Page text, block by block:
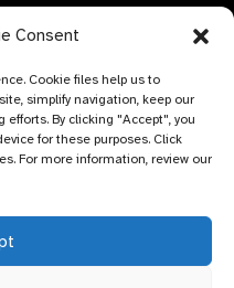
zu sehen.
erhalten Sie das neueste
Consent
Cookie files help us to
simplify navigation, keep our
By clicking "Accept", you
for these purposes. Click
For more information, review our